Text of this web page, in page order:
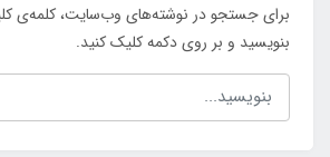
برای جستجو در نوشته‌های وب‌سایت، کلمه‌ی
بنویسید و بر روی دکمه کلیک کنید.